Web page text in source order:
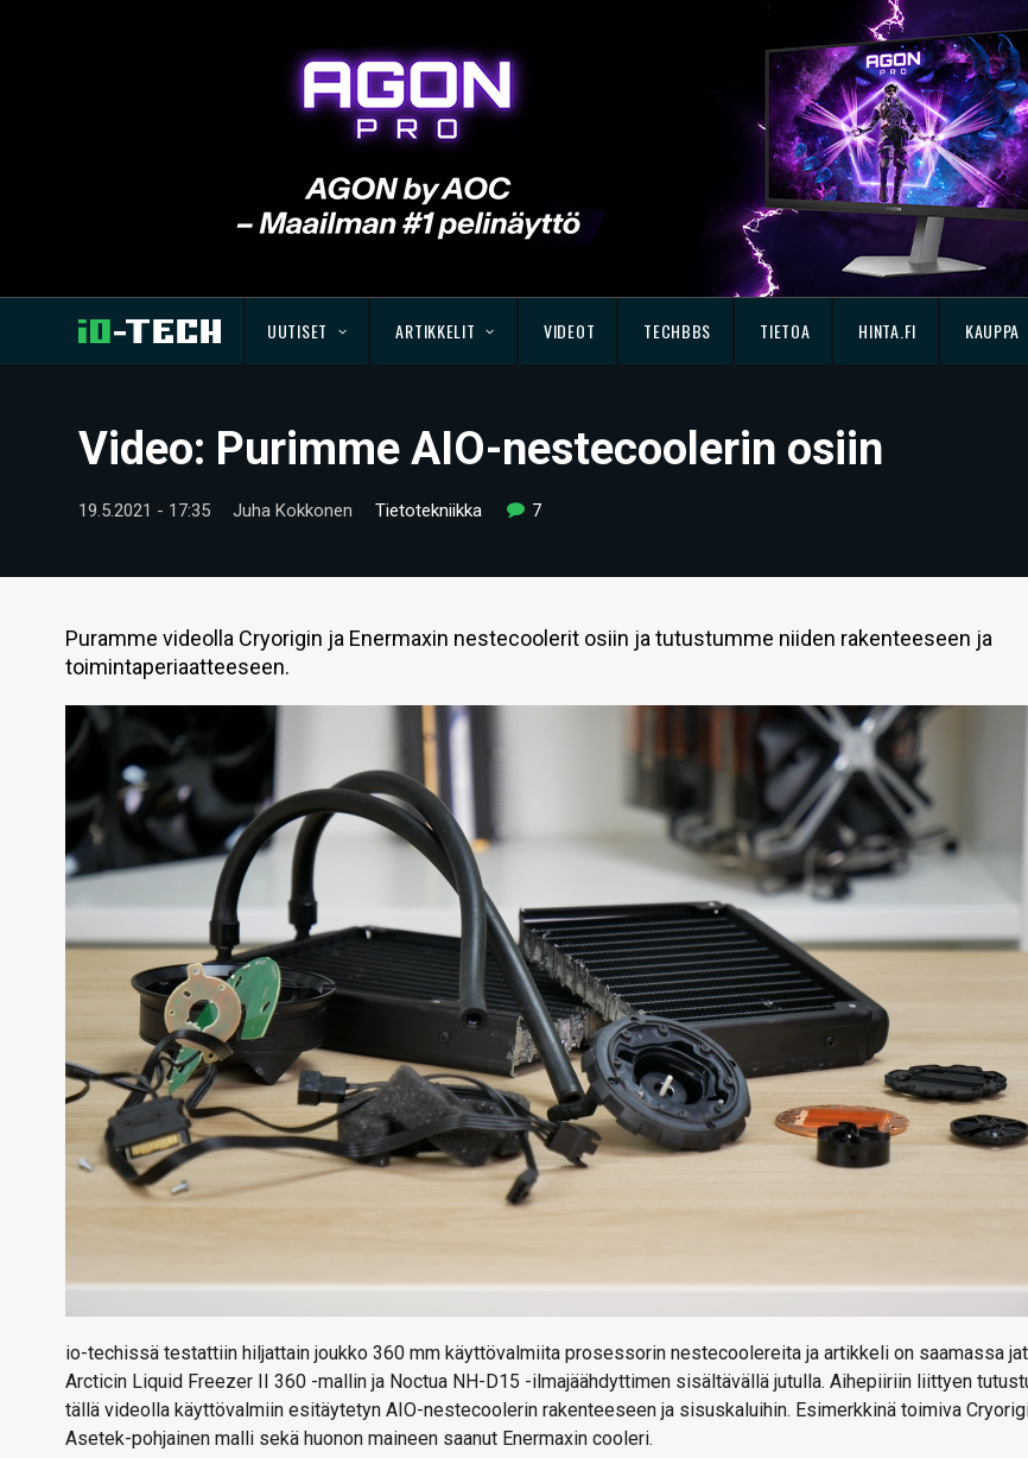
UUTISET ARTIKKELIT VIDEOT TECHBBS TIETOA HINTA.FI KAUPPA
Video: Purimme AIO-nestecoolerin osiin
19.5.2021 - 17:35 Juha Kokkonen Tietotekniikka 7
Puramme videolla Cryorigin ja Enermaxin nestecoolerit osiin ja tutustumme niiden rakenteeseen ja
toimintaperiaatteeseen.
io-techissä testattiin hiljattain joukko 360 mm käyttövalmiita prosessorin nestecoolereita ja artikkeli on saamassa
Arcticin Liquid Freezer II 360 -mallin ja Noctua NH-D15 -ilmajäähdyttimen sisältävällä jutulla. Aihepiiriin liittyen
tällä videolla käyttövalmiin esitäytetyn AIO-nestecoolerin rakenteeseen ja sisuskaluihin. Esimerkkinä toimiva
Asetek-pohjainen malli sekä huonon maineen saanut Enermaxin cooleri.